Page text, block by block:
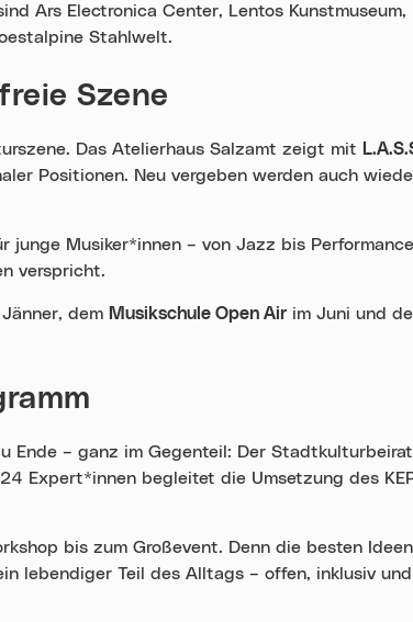
Ars Electronica Center, Lentos Kunstmuseum,
Stahlwelt.
Szene
Das Atelierhaus Salzamt zeigt mit
Positionen. Neu vergeben werden auch
Musiker*innen – von Jazz bis
verspricht.
dem Musikschule Open Air im Juni und
Ende – ganz im Gegenteil: Der
Expert*innen begleitet die Umsetzung des
bis zum Großevent. Denn die besten
lebendiger Teil des Alltags – offen, inklusiv